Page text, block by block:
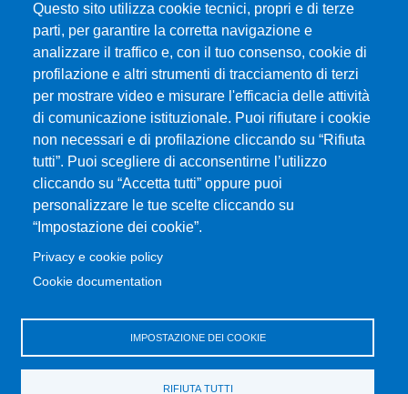
Questo sito utilizza cookie tecnici, propri e di terze
parti, per garantire la corretta navigazione e
analizzare il traffico e, con il tuo consenso, cookie di
profilazione e altri strumenti di tracciamento di terzi
per mostrare video e misurare l'efficacia delle attività
di comunicazione istituzionale. Puoi rifiutare i cookie
non necessari e di profilazione cliccando su “Rifiuta
tutti”. Puoi scegliere di acconsentirne l’utilizzo
cliccando su “Accetta tutti” oppure puoi
personalizzare le tue scelte cliccando su
“Impostazione dei cookie”.
Privacy e cookie policy
Cookie documentation
IMPOSTAZIONE DEI COOKIE
RIFIUTA TUTTI
MENÙ FOOTER 1
Esami
ERASMUS
Modulistica
Prenotazione Aule e Laboratori Didattici
Dove ci trovi
Orientamento
Segreteria studenti
Studenti UNIME
MENÙ FOOTER 2
CHImiCa una buona scelta
Disposizioni in materia di STAGE e TIROCINI
Valutazione della Didattica